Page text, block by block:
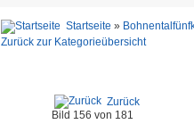
Startseite »
Zurück zur Kategorieübersicht
Zurück
Bild 156 von 181